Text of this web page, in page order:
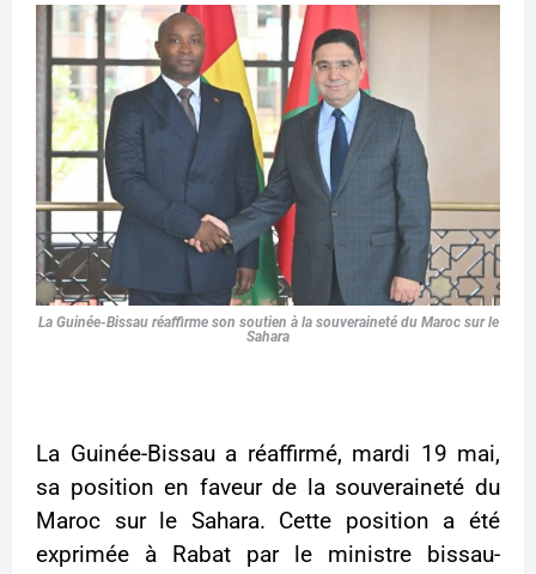
La Guinée-Bissau réaffirme son soutien à la souveraineté du Maroc sur le
Sahara
La Guinée-Bissau a réaffirmé, mardi 19 mai,
sa position en faveur de la souveraineté du
Maroc sur le Sahara. Cette position a été
exprimée à Rabat par le ministre bissau-